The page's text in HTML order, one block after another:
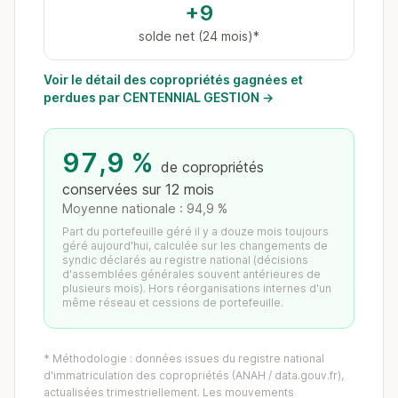
+9
solde net (24 mois)*
Voir le détail des copropriétés gagnées et
perdues par CENTENNIAL GESTION →
97,9 % de copropriétés
conservées sur 12 mois
Moyenne nationale : 94,9 %
Part du portefeuille géré il y a douze mois toujours
géré aujourd'hui, calculée sur les changements de
syndic déclarés au registre national (décisions
d'assemblées générales souvent antérieures de
plusieurs mois). Hors réorganisations internes d'un
même réseau et cessions de portefeuille.
* Méthodologie : données issues du registre national
d'immatriculation des copropriétés (ANAH / data.gouv.fr),
actualisées trimestriellement. Les mouvements